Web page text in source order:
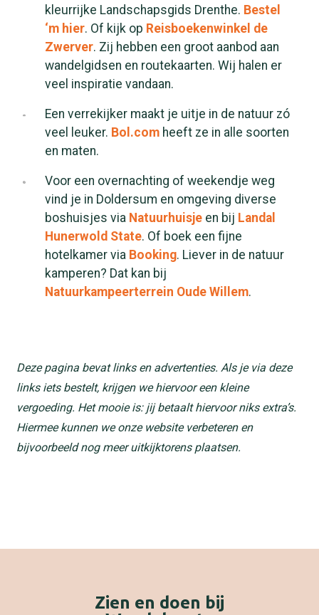
kleurrijke Landschapsgids Drenthe. Bestel
‘m hier. Of kijk op Reisboekenwinkel de
Zwerver. Zij hebben een groot aanbod aan
wandelgidsen en routekaarten. Wij halen er
veel inspiratie vandaan.
Een verrekijker maakt je uitje in de natuur zó
veel leuker. Bol.comheeft ze in alle soorten
en maten.
Voor een overnachting of weekendje weg
vind je in Doldersum en omgeving diverse
boshuisjes via Natuurhuisjeen bij Landal
Hunerwold State. Of boek een fijne
hotelkamer via Booking. Liever in de natuur
kamperen? Dat kan bij
Natuurkampeerterrein Oude Willem.
Deze pagina bevat links en advertenties. Als je via deze
links iets bestelt, krijgen we hiervoor een kleine
vergoeding. Het mooie is: jij betaalt hiervoor niks extra’s.
Hiermee kunnen we onze website verbeteren en
bijvoorbeeld nog meer uitkijktorens plaatsen.
Zien en doen bij